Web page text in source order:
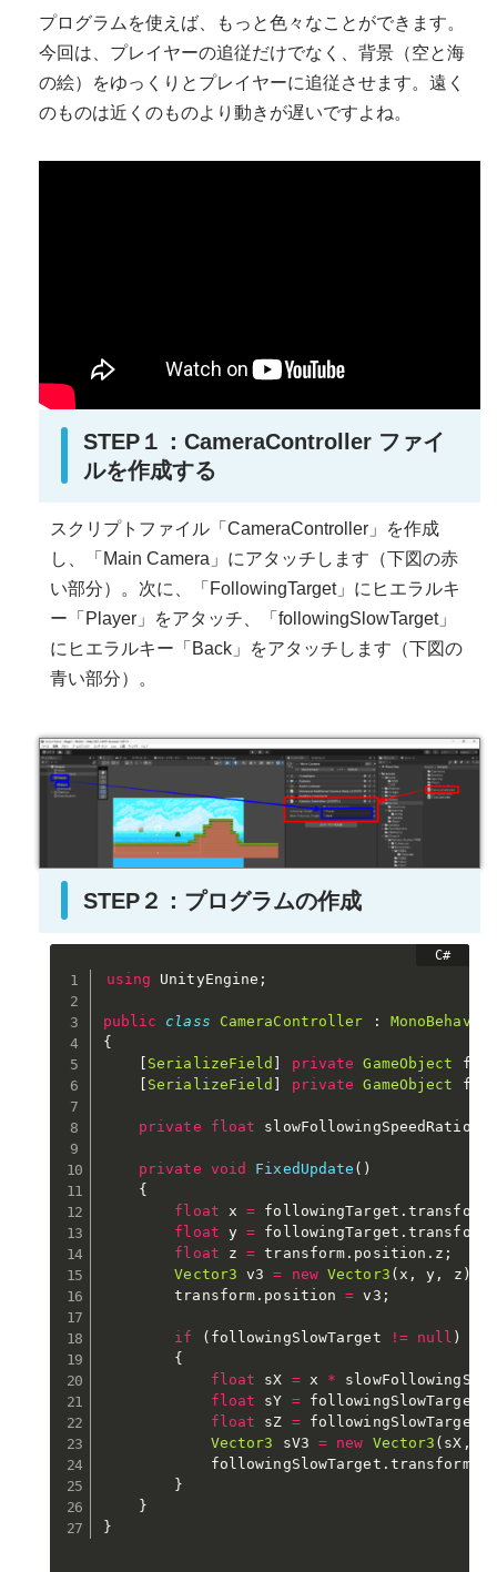
プログラムを使えば、もっと色々なことができます。
今回は、プレイヤーの追従だけでなく、背景（空と海
の絵）をゆっくりとプレイヤーに追従させます。遠く
のものは近くのものより動きが遅いですよね。
STEP１：CameraController ファイ
ルを作成する
スクリプトファイル「CameraController」を作成
し、「Main Camera」にアタッチします（下図の赤
い部分）。次に、「FollowingTarget」にヒエラルキ
ー「Player」をアタッチ、「followingSlowTarget」
にヒエラルキー「Back」をアタッチします（下図の
青い部分）。
STEP２：プログラムの作成
using UnityEngine ;
public class CameraController :
{
SerializeField private GameObject
SerializeField private GameObject
private float slowFollowingSpeedRatio
private void FixedUpdate ( )
{
float x = followingTarget . transform
float y = followingTarget . transform
float z = transform . position . z ;
Vector3 v3 = new Vector3 ( x , y , z )
        transform
. position = v3 ;
if ( followingSlowTarget != null )
{
float sX = x *
float sY = followingSlowTarget
float sZ = followingSlowTarget
Vector3 sV3 = new Vector3 ( sX ,
            followingSlowTarget
. transform
}
}
}